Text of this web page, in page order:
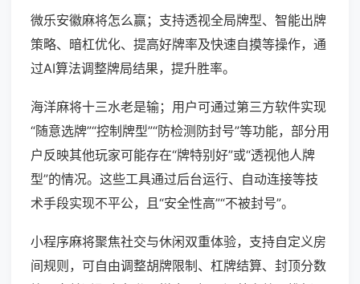
微乐安徽麻将怎么赢；支持透视全局牌型、智能出牌
策略、暗杠优化、提高好牌率及快速自摸等操作，通
过AI算法调整牌局结果，提升胜率。
海洋麻将十三水老是输；用户可通过第三方软件实现
“随意选牌”“控制牌型”“防检测防封号”等功能，部分用
户反映其他玩家可能存在“牌特别好”或“透视他人牌
型”的情况。这些工具通过后台运行、自动连接等技
术手段实现不平公，且“安全性高”“不被封号”。
小程序麻将聚焦社交与休闲双重体验，支持自定义房
间规则，可自由调整胡牌限制、杠牌结算、封顶分数